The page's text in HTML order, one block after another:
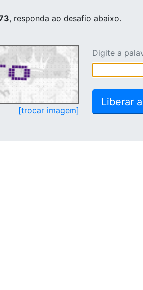
, responda ao desafio abaixo.
[trocar imagem]
Digite a